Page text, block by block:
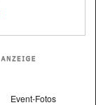
Event-Fotos